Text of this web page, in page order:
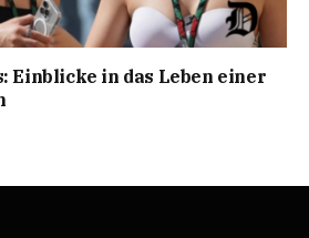
Einblicke in das Leben einer